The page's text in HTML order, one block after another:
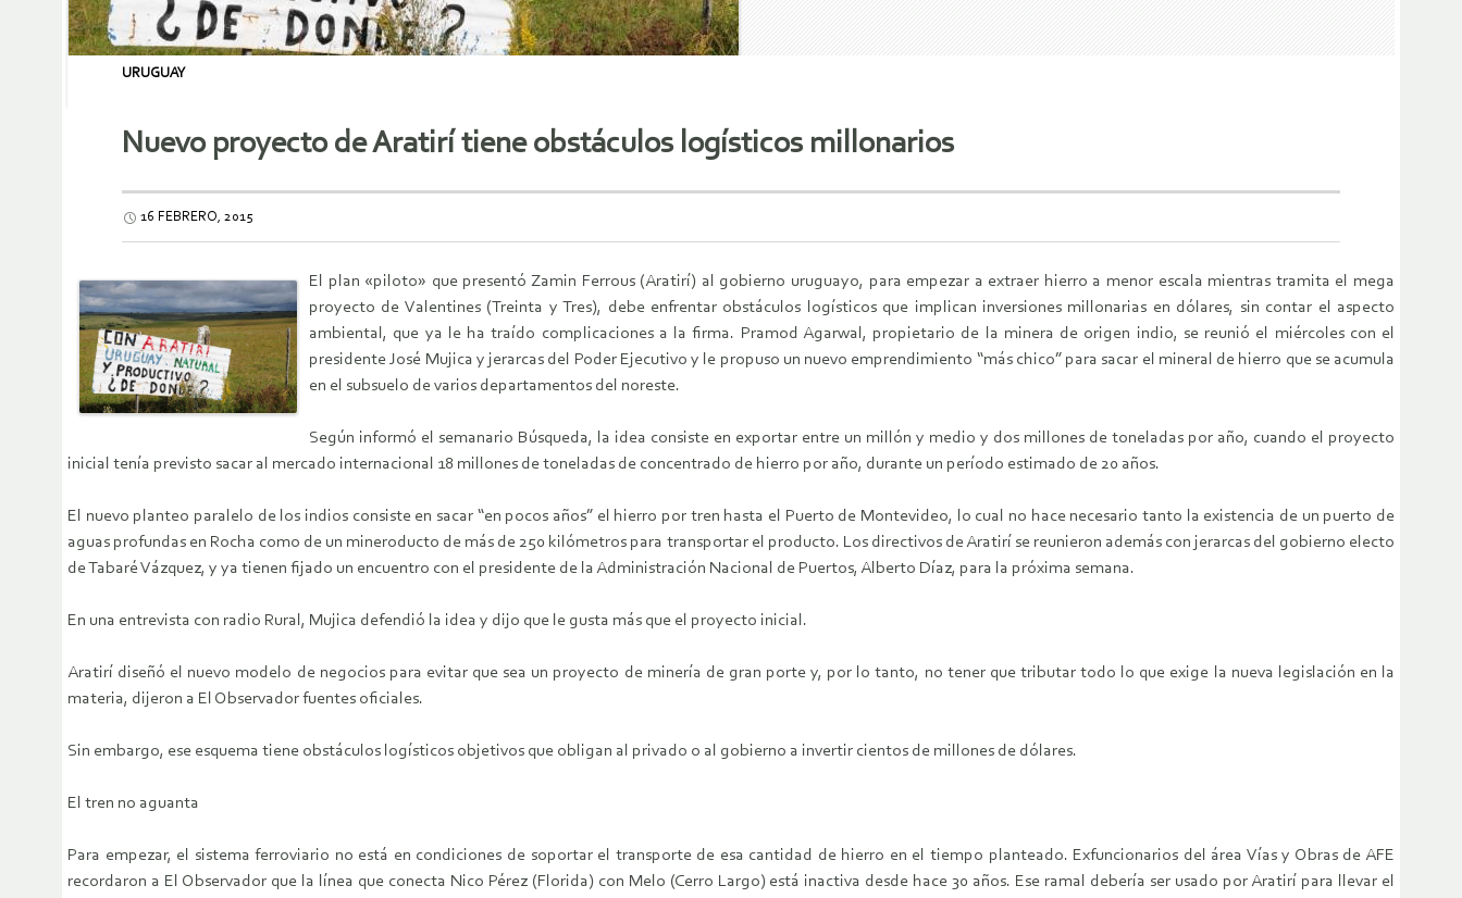
URUGUAY
Nuevo proyecto de Aratirí tiene obstáculos logísticos millonarios
16 FEBRERO, 2015
El plan «piloto» que presentó Zamin Ferrous (Aratirí) al gobierno uruguayo, para empezar a extraer hierro a menor escala mientras tramita el mega
proyecto de Valentines (Treinta y Tres), debe enfrentar obstáculos logísticos que implican inversiones millonarias en dólares, sin contar el aspecto
ambiental, que ya le ha traído complicaciones a la firma. Pramod Agarwal, propietario de la minera de origen indio, se reunió el miércoles con el
presidente José Mujica y jerarcas del Poder Ejecutivo y le propuso un nuevo emprendimiento “más chico” para sacar el mineral de hierro que se acumula
en el subsuelo de varios departamentos del noreste.
Según informó el semanario Búsqueda, la idea consiste en exportar entre un millón y medio y dos millones de toneladas por año, cuando el proyecto
inicial tenía previsto sacar al mercado internacional 18 millones de toneladas de concentrado de hierro por año, durante un período estimado de 20 años.
El nuevo planteo paralelo de los indios consiste en sacar “en pocos años” el hierro por tren hasta el Puerto de Montevideo, lo cual no hace necesario tanto la existencia de un puerto de
aguas profundas en Rocha como de un mineroducto de más de 250 kilómetros para transportar el producto. Los directivos de Aratirí se reunieron además con jerarcas del gobierno electo
de Tabaré Vázquez, y ya tienen fijado un encuentro con el presidente de la Administración Nacional de Puertos, Alberto Díaz, para la próxima semana.
En una entrevista con radio Rural, Mujica defendió la idea y dijo que le gusta más que el proyecto inicial.
Aratirí diseñó el nuevo modelo de negocios para evitar que sea un proyecto de minería de gran porte y, por lo tanto, no tener que tributar todo lo que exige la nueva legislación en la
materia, dijeron a El Observador fuentes oficiales.
Sin embargo, ese esquema tiene obstáculos logísticos objetivos que obligan al privado o al gobierno a invertir cientos de millones de dólares.
El tren no aguanta
Para empezar, el sistema ferroviario no está en condiciones de soportar el transporte de esa cantidad de hierro en el tiempo planteado. Exfuncionarios del área Vías y Obras de AFE
recordaron a El Observador que la línea que conecta Nico Pérez (Florida) con Melo (Cerro Largo) está inactiva desde hace 30 años. Ese ramal debería ser usado por Aratirí para llevar el